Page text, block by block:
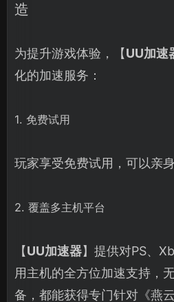
造
为提升游戏体验，【UU加速
化的加速服务：
1. 免费试用
玩家享受免费试用，可以亲
2. 覆盖多主机平台
【UU加速器】提供对PS、
用主机的全方位加速支持，
备，都能获得专门针对《燕